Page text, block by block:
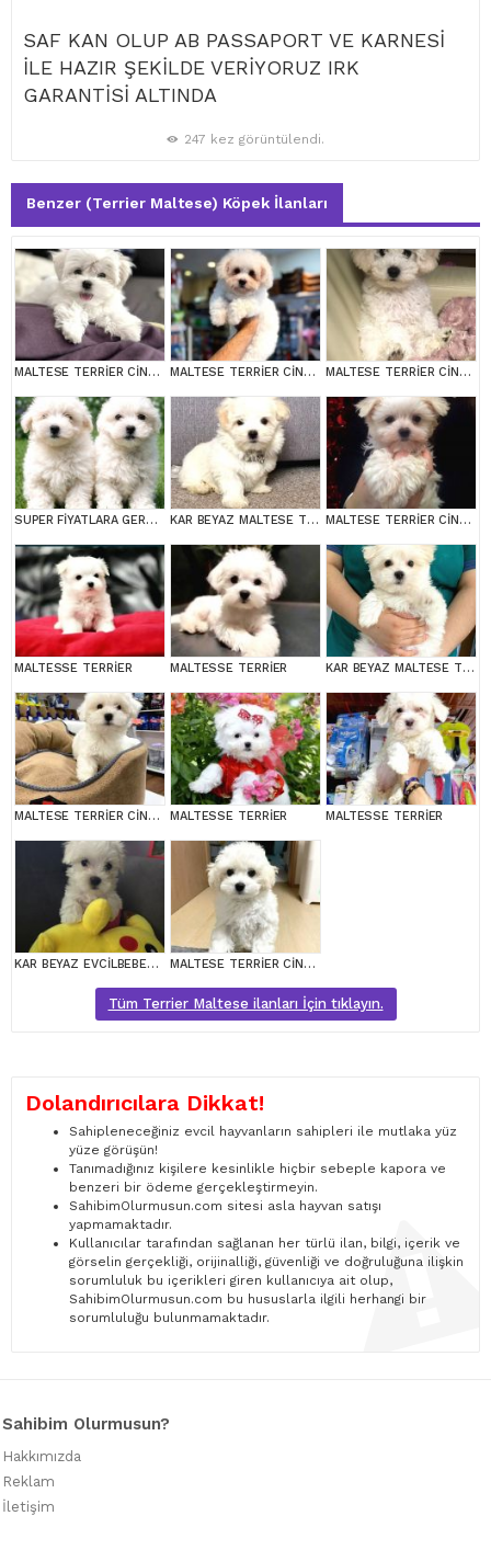
SAF KAN OLUP AB PASSAPORT VE KARNESİ
İLE HAZIR ŞEKİLDE VERİYORUZ IRK
GARANTİSİ ALTINDA
247 kez görüntülendi.
Benzer (Terrier Maltese) Köpek İlanları
MALTESE TERRİER CİNSİ YAVRULAR MALTESE TERRİER CİNSİ YAVRULAR MALTESE TERRİER CİNSİ YAVRULAR
SUPER FİYATLARA GERÇEK MALTESE YAVRULAR KAR BEYAZ MALTESE TERRİER CİNSLERİ MALTESE TERRİER CİNSİ YAVRULAR
MALTESSE TERRİER MALTESSE TERRİER KAR BEYAZ MALTESE TERRİER CİNSLERİ
MALTESE TERRİER CİNSİ YAVRULAR MALTESSE TERRİER MALTESSE TERRİER
KAR BEYAZ EVCİLBEBEKLER EV ÜRETİMİ MALTESSE TERRİER MALTESE TERRİER CİNSİ YAVRULAR
Tüm Terrier Maltese ilanları İçin tıklayın.
Dolandırıcılara Dikkat!
Sahipleneceğiniz evcil hayvanların sahipleri ile mutlaka yüz
yüze görüşün!
Tanımadığınız kişilere kesinlikle hiçbir sebeple kapora ve
benzeri bir ödeme gerçekleştirmeyin.
SahibimOlurmusun.com sitesi asla hayvan satışı
yapmamaktadır.
Kullanıcılar tarafından sağlanan her türlü ilan, bilgi, içerik ve
görselin gerçekliği, orijinalliği, güvenliği ve doğruluğuna ilişkin
sorumluluk bu içerikleri giren kullanıcıya ait olup,
SahibimOlurmusun.com bu hususlarla ilgili herhangi bir
sorumluluğu bulunmamaktadır.
Sahibim Olurmusun?
Hakkımızda
Reklam
İletişim